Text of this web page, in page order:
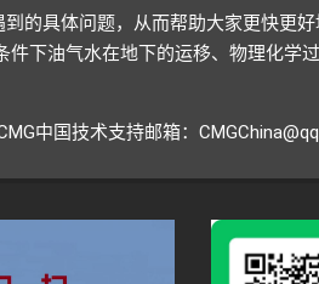
的具体问题，从而帮助大家更快更
下油气水在地下的运移、物理化学
中国技术支持邮箱：